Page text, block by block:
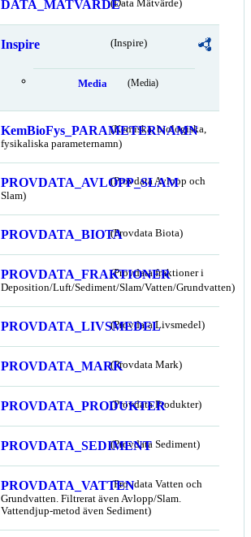
DATA_MATVARDE(Data Mätvärde)
Inspire (Inspire)
Media (Media)
KemBioFys_PARAMETERNAMN
(Kemiska, biologiska,
fysikaliska parameternamn)
PROVDATA_AVLOPP_SLAM
(Provdata Avlopp och
Slam)
PROVDATA_BIOTA(Provdata Biota)
PROVDATA_FRAKTIONER
(Provdata fraktioner i
Deposition/Luft/Sediment/Slam/Vatten/Grundvatten)
PROVDATA_LIVSMEDEL
(Provdata Livsmedel)
PROVDATA_MARK(Provdata Mark)
PROVDATA_PRODUKTER
(Provdata Produkter)
PROVDATA_SEDIMENT(Provdata Sediment)
PROVDATA_VATTEN(Provdata Vatten och
Grundvatten. Filtrerat även Avlopp/Slam.
Vattendjup-metod även Sediment)